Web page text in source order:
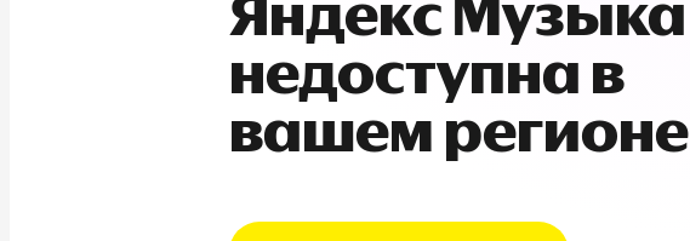
Яндекс Музыка
недоступна в
вашем регионе